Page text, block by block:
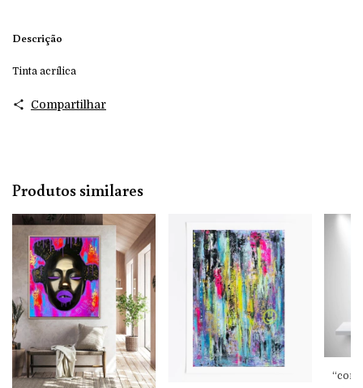
Descrição
Tinta acrílica
Compartilhar
Produtos similares